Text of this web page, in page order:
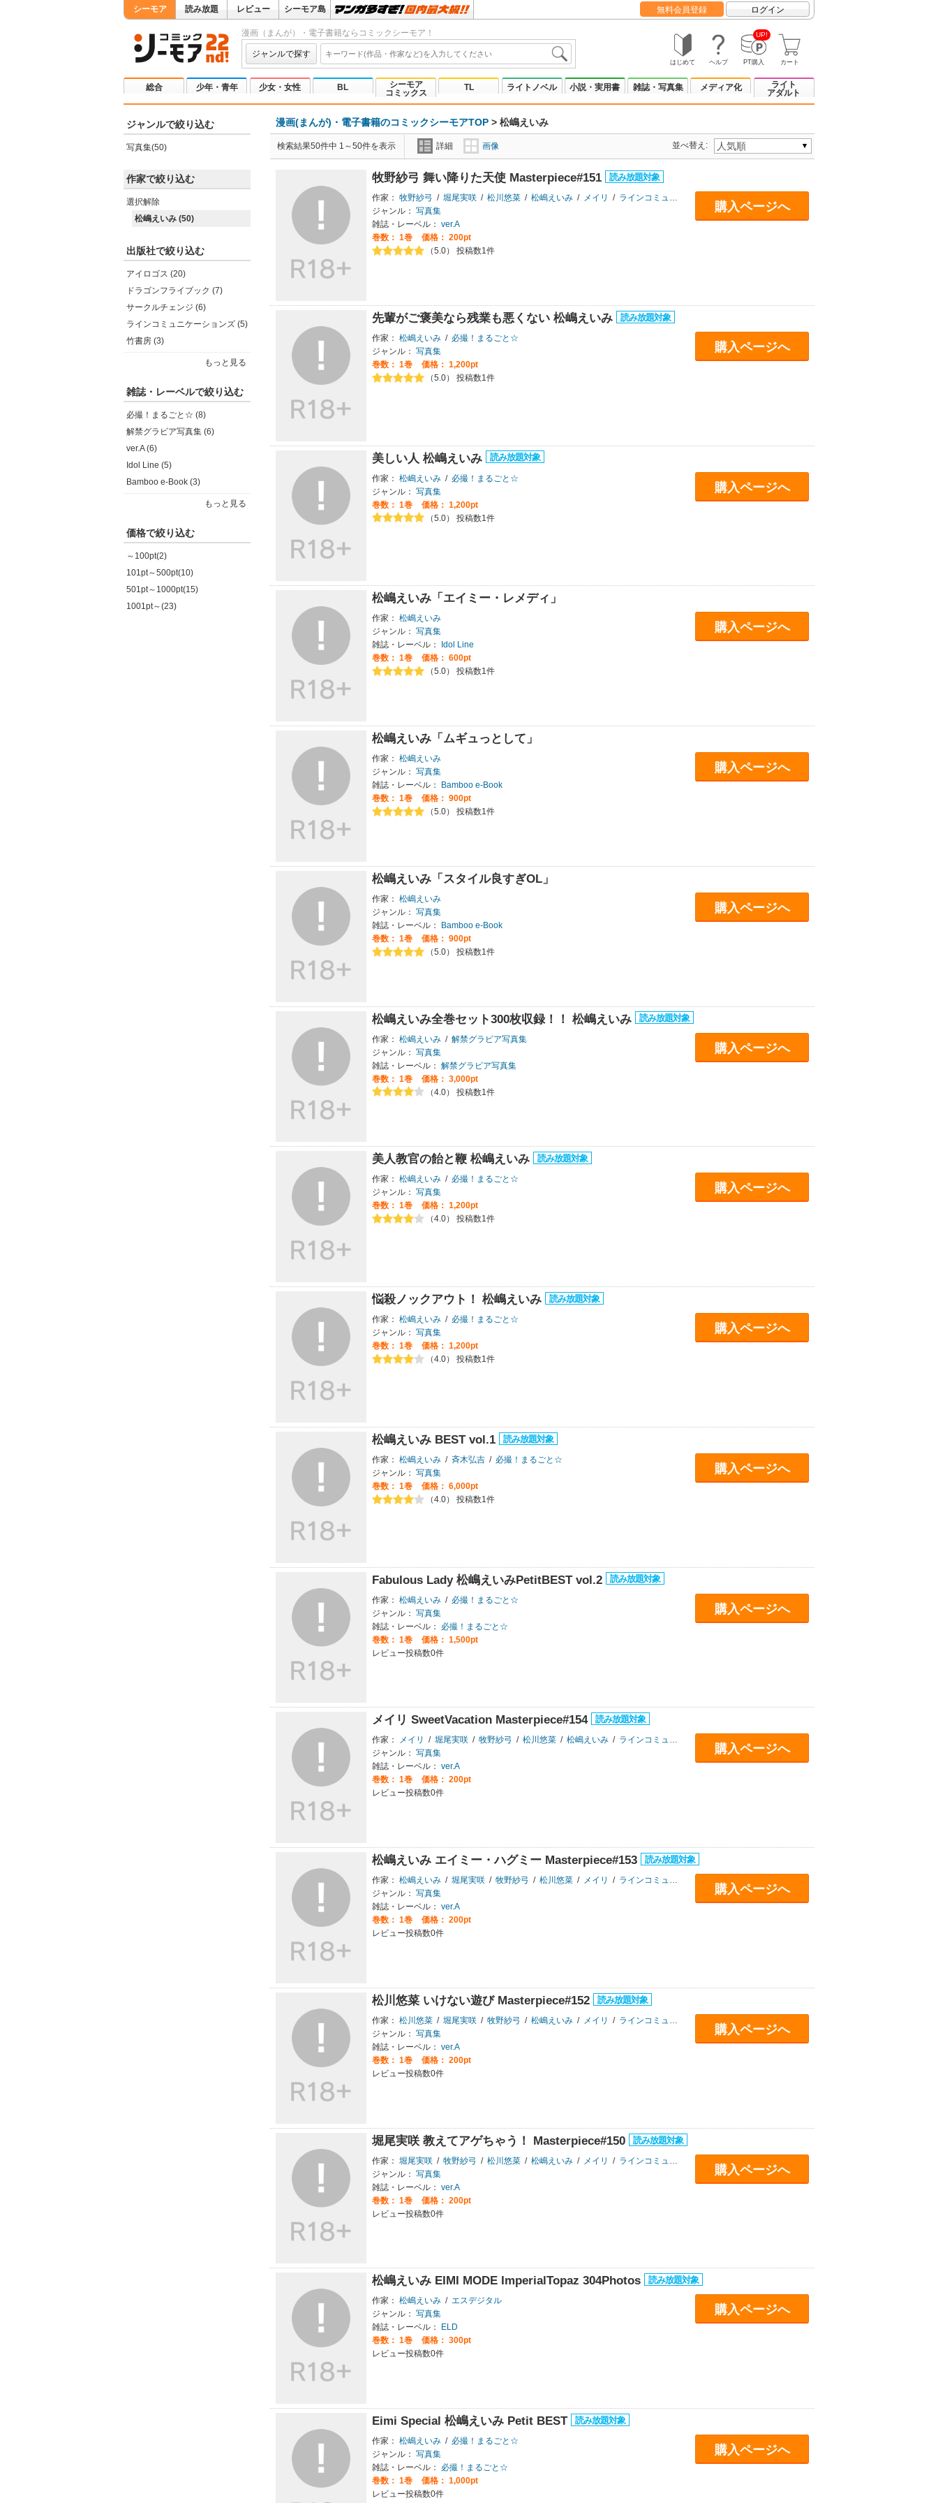
シーモア 読み放題 レビュー シーモア島 無料会員登録 ログイン
漫画（まんが）・電子書籍ならコミックシーモア！
ジャンルで探す
はじめて ヘルプ
UP!
PT購入 カート
総合 少年・青年 少女・女性 BL
シーモア
コミックス
TL ライトノベル 小説・実用書 雑誌・写真集 メディア化
ライト
アダルト
ジャンルで絞り込む
写真集(50)
作家で絞り込む
選択解除
松嶋えいみ (50)
出版社で絞り込む
アイロゴス (20)
ドラゴンフライブック (7)
サークルチェンジ (6)
ラインコミュニケーションズ (5)
竹書房 (3)
もっと見る
雑誌・レーベルで絞り込む
必撮！まるごと☆ (8)
解禁グラビア写真集 (6)
ver.A (6)
Idol Line (5)
Bamboo e-Book (3)
もっと見る
価格で絞り込む
～100pt(2)
101pt～500pt(10)
501pt～1000pt(15)
1001pt～(23)
漫画(まんが)・電子書籍のコミックシーモアTOP > 松嶋えいみ
検索結果50件中 1～50件を表示 詳細 画像 並べ替え:
牧野紗弓 舞い降りた天使 Masterpiece#151
作家： 牧野紗弓 / 堀尾実咲 / 松川悠菜 / 松嶋えいみ / メイリ / ラインコミュニケーションズ
ジャンル： 写真集
雑誌・レーベル： ver.A
巻数： 1巻
価格： 200pt
（5.0） 投稿数1件
購入ページへ
先輩がご褒美なら残業も悪くない 松嶋えいみ
作家： 松嶋えいみ / 必撮！まるごと☆
ジャンル： 写真集
巻数： 1巻
価格： 1,200pt
（5.0） 投稿数1件
購入ページへ
美しい人 松嶋えいみ
作家： 松嶋えいみ / 必撮！まるごと☆
ジャンル： 写真集
巻数： 1巻
価格： 1,200pt
（5.0） 投稿数1件
購入ページへ
松嶋えいみ「エイミー・レメディ」
作家： 松嶋えいみ
ジャンル： 写真集
雑誌・レーベル：
Idol Line
巻数： 1巻
価格： 600pt
（5.0） 投稿数1件
購入ページへ
松嶋えいみ「ムギュっとして」
作家： 松嶋えいみ
ジャンル： 写真集
雑誌・レーベル：
Bamboo e-Book
巻数： 1巻
価格： 900pt
（5.0） 投稿数1件
購入ページへ
松嶋えいみ「スタイル良すぎOL」
作家： 松嶋えいみ
ジャンル： 写真集
雑誌・レーベル：
Bamboo e-Book
巻数： 1巻
価格： 900pt
（5.0） 投稿数1件
購入ページへ
松嶋えいみ全巻セット300枚収録！！ 松嶋えいみ
作家： 松嶋えいみ / 解禁グラビア写真集
ジャンル： 写真集
雑誌・レーベル： 解禁グラビア写真集
巻数： 1巻
価格： 3,000pt
（4.0） 投稿数1件
購入ページへ
美人教官の飴と鞭 松嶋えいみ
作家： 松嶋えいみ / 必撮！まるごと☆
ジャンル： 写真集
巻数： 1巻
価格： 1,200pt
（4.0） 投稿数1件
購入ページへ
悩殺ノックアウト！ 松嶋えいみ
作家： 松嶋えいみ / 必撮！まるごと☆
ジャンル： 写真集
巻数： 1巻
価格： 1,200pt
（4.0） 投稿数1件
購入ページへ
松嶋えいみ BEST vol.1
作家： 松嶋えいみ / 斉木弘吉 / 必撮！まるごと☆
ジャンル： 写真集
巻数： 1巻
価格： 6,000pt
（4.0） 投稿数1件
購入ページへ
Fabulous Lady 松嶋えいみPetitBEST vol.2
作家： 松嶋えいみ / 必撮！まるごと☆
ジャンル： 写真集
雑誌・レーベル：
必撮！まるごと☆
巻数： 1巻
価格： 1,500pt
レビュー投稿数0件
購入ページへ
メイリ SweetVacation Masterpiece#154
作家： メイリ / 堀尾実咲 / 牧野紗弓 / 松川悠菜 / 松嶋えいみ / ラインコミュニケーションズ
ジャンル： 写真集
雑誌・レーベル： ver.A
巻数： 1巻
価格： 200pt
レビュー投稿数0件
購入ページへ
松嶋えいみ エイミー・ハグミー Masterpiece#153
作家： 松嶋えいみ / 堀尾実咲 / 牧野紗弓 / 松川悠菜 / メイリ / ラインコミュニケーションズ
ジャンル： 写真集
雑誌・レーベル： ver.A
巻数： 1巻
価格： 200pt
レビュー投稿数0件
購入ページへ
松川悠菜 いけない遊び Masterpiece#152
作家： 松川悠菜 / 堀尾実咲 / 牧野紗弓 / 松嶋えいみ / メイリ / ラインコミュニケーションズ
ジャンル： 写真集
雑誌・レーベル： ver.A
巻数： 1巻
価格： 200pt
レビュー投稿数0件
購入ページへ
堀尾実咲 教えてアゲちゃう！ Masterpiece#150
作家： 堀尾実咲 / 牧野紗弓 / 松川悠菜 / 松嶋えいみ / メイリ / ラインコミュニケーションズ
ジャンル： 写真集
雑誌・レーベル： ver.A
巻数： 1巻
価格： 200pt
レビュー投稿数0件
購入ページへ
松嶋えいみ EIMI MODE ImperialTopaz 304Photos
作家： 松嶋えいみ / エスデジタル
ジャンル： 写真集
雑誌・レーベル：
ELD
巻数： 1巻
価格： 300pt
レビュー投稿数0件
購入ページへ
Eimi Special 松嶋えいみ Petit BEST
作家： 松嶋えいみ / 必撮！まるごと☆
ジャンル： 写真集
雑誌・レーベル：
必撮！まるごと☆
巻数： 1巻
価格： 1,000pt
レビュー投稿数0件
購入ページへ